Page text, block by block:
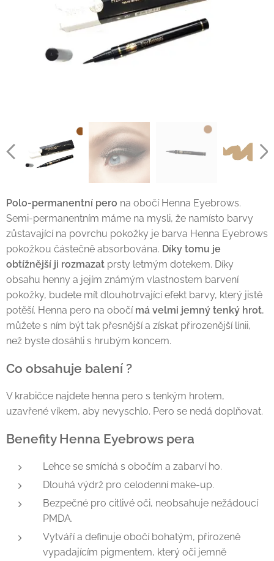
Polo-permanentní pero na obočí Henna Eyebrows.
Semi-permanentním máme na mysli, že namísto barvy
zůstavající na povrchu pokožky je barva Henna Eyebrows
pokožkou částečně absorbována. Díky tomu je
obtížnější ji rozmazat prsty letmým dotekem. Díky
obsahu henny a jejím známým vlastnostem barvení
pokožky, budete mít dlouhotrvající efekt barvy, který jistě
potěší. Henna pero na obočí má velmi jemný tenký hrot,
můžete s ním být tak přesnější a získat přirozenější línii,
než byste dosáhli s hrubým koncem.
Co obsahuje balení ?
V krabičce najdete henna pero s tenkým hrotem,
uzavřené víkem, aby nevyschlo. Pero se nedá doplňovat.
Benefity Henna Eyebrows pera
Lehce se smíchá s obočím a zabarví ho.
Dlouhá výdrž pro celodenní make-up.
Bezpečné pro citlivé oči, neobsahuje nežádoucí
PMDA.
Vytváří a definuje obočí bohatým, přirozeně
vypadajícím pigmentem, který oči jemně